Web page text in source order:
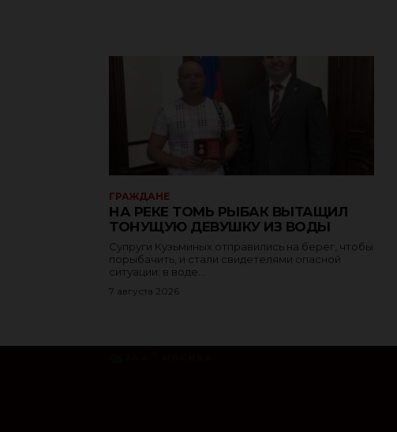
ГРАЖДАНЕ
НА РЕКЕ ТОМЬ РЫБАК ВЫТАЩИЛ
ТОНУЩУЮ ДЕВУШКУ ИЗ ВОДЫ
Супруги Кузьминых отправились на берег, чтобы
порыбачить, и стали свидетелями опасной
ситуации: в воде...
7 августа 2026